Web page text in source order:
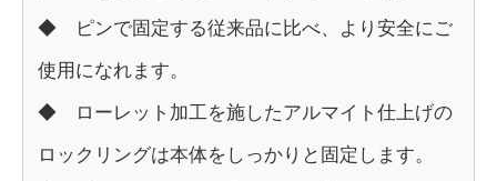
◆ ピンで固定する従来品に比べ、より安全にご
使用になれます。
◆ ローレット加工を施したアルマイト仕上げの
ロックリングは本体をしっかりと固定します。